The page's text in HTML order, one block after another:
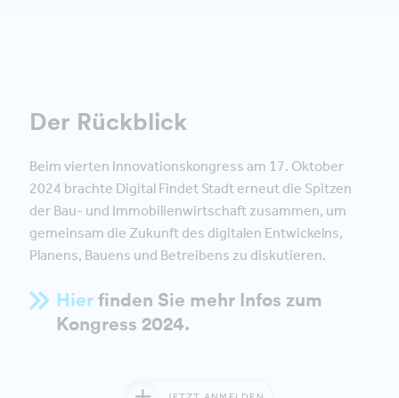
Der Rückblick
Beim vierten Innovationskongress am 17. Oktober
2024 brachte Digital Findet Stadt erneut die Spitzen
der Bau- und Immobilienwirtschaft zusammen, um
gemeinsam die Zukunft des digitalen Entwickelns,
Planens, Bauens und Betreibens zu diskutieren.
Hierfinden Sie mehr Infos zum
Kongress 2024.